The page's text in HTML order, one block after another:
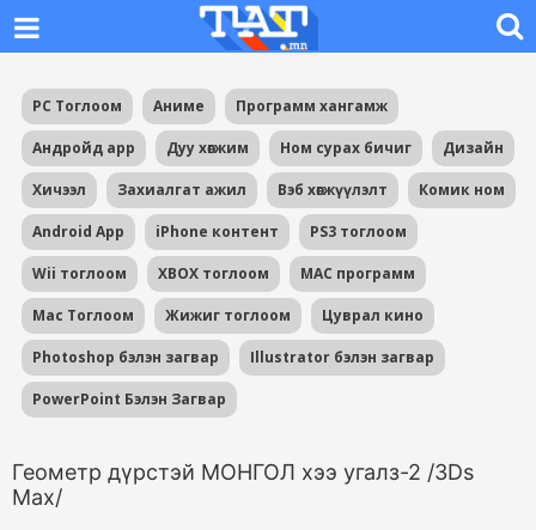
PC Тоглоом Аниме Программ хангамж
Андройд app Дуу хөгжим Ном сурах бичиг Дизайн
Хичээл Захиалгат ажил Вэб хөгжүүлэлт Комик ном
Android App iPhone контент PS3 тоглоом
Wii тоглоом XBOX тоглоом MAC программ
Mac Тоглоом Жижиг тоглоом Цуврал кино
Photoshop бэлэн загвар Illustrator бэлэн загвар
PowerPoint Бэлэн Загвар
Геометр дүрстэй МОНГОЛ хээ угалз-2 /3Ds
Max/